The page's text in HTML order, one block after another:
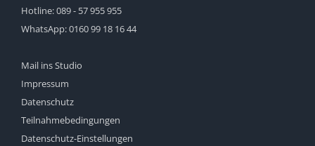
Hotline:089 - 57 955 955
WhatsApp:0160 99 18 16 44
Mail ins Studio
Impressum
Datenschutz
Teilnahmebedingungen
Datenschutz-Einstellungen